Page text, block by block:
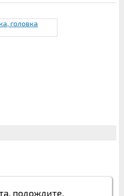
подождите.